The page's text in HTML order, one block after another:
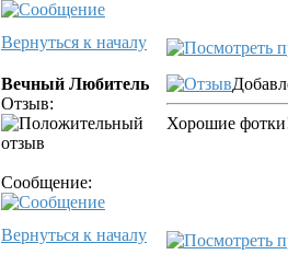
Вернуться к началу
Вечный Любитель
Отзыв:
Сообщение:
Хорошие
Вернуться к началу